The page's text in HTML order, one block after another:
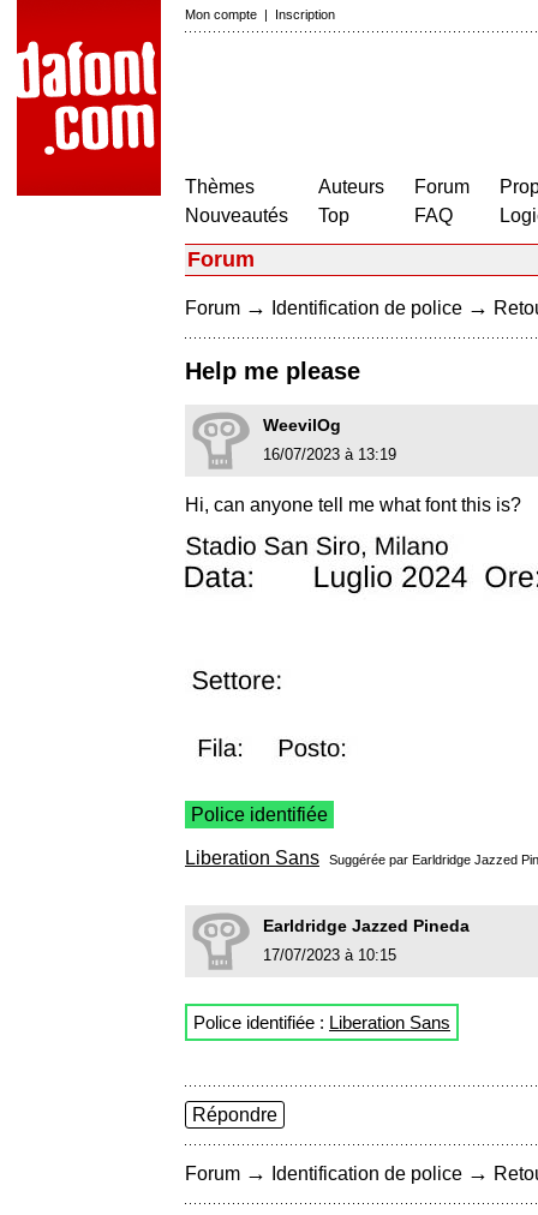
Mon compte | Inscription
Thèmes
Nouveautés
Auteurs
Top
Forum
FAQ
Forum
Forum → Identification de police →
Help me please
WeevilOg
16/07/2023 à 13:19
Hi, can anyone tell me what font this is?
Police identifiée
Liberation Sans Suggérée par Earldridge Jazzed
Earldridge Jazzed Pineda
17/07/2023 à 10:15
Police identifiée : Liberation Sans
Répondre
Forum → Identification de police →